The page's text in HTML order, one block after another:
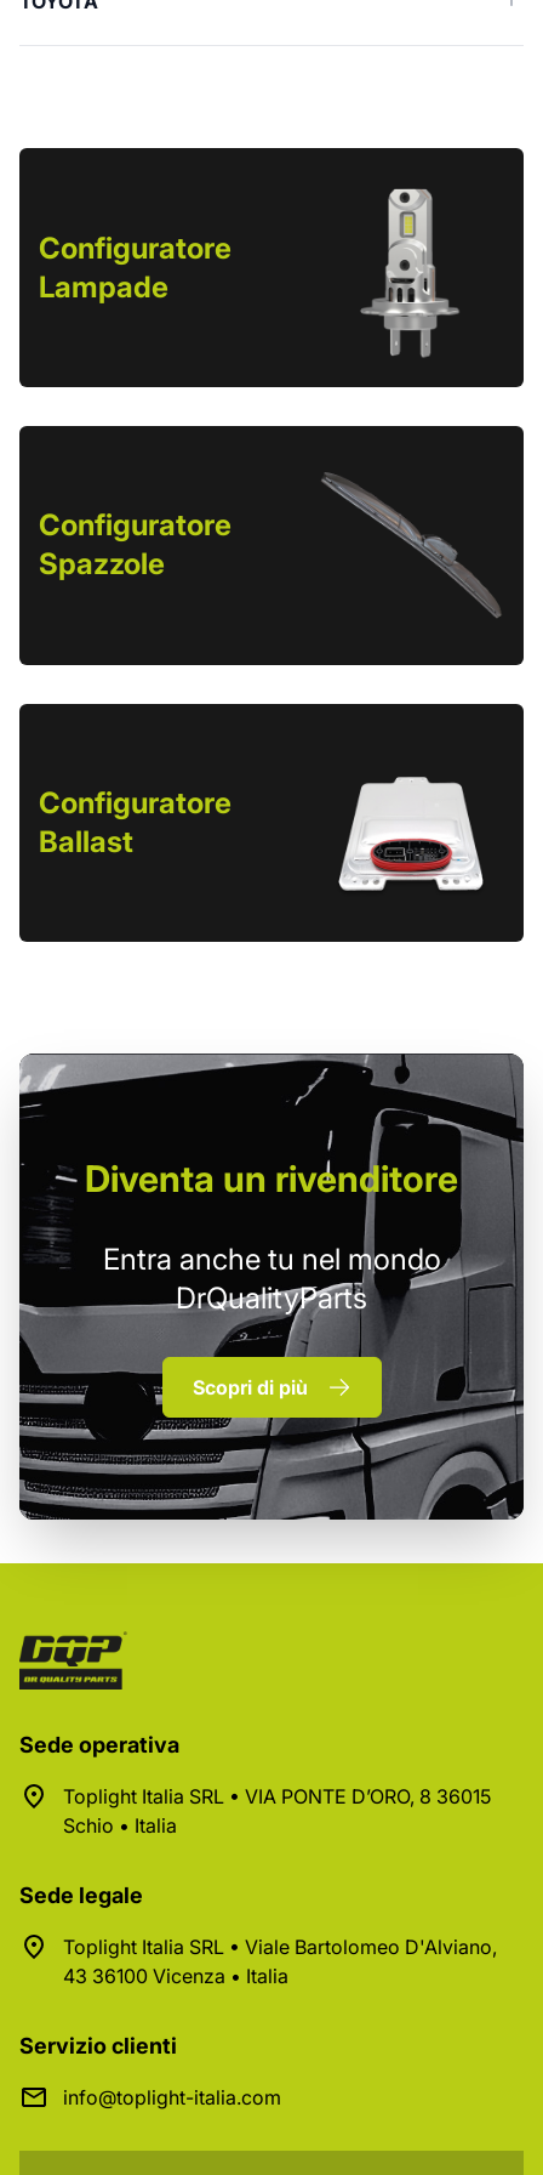
Configuratore
Lampade
Configuratore
Spazzole
Configuratore
Ballast
Diventa un rivenditore
Entra anche tu nel mondo
DrQualityParts
Scopri di più
Sede operativa
Toplight Italia SRL • VIA PONTE D’ORO, 8 36015
Schio • Italia
Sede legale
Toplight Italia SRL • Viale Bartolomeo D'Alviano,
43 36100 Vicenza • Italia
Servizio clienti
info@toplight-italia.com